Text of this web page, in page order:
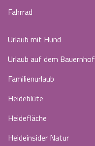
Fahrrad
Urlaub mit Hund
Urlaub auf dem Bauernhof
Familienurlaub
Heideblüte
Heidefläche
Heideinsider Natur